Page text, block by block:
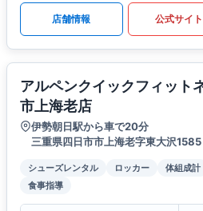
店舗情報 公式サイト
アルペンクイックフィット
市上海老店
伊勢朝日駅から車で20分
三重県四日市市上海老字東大沢1585
シューズレンタル ロッカー 体組成計
食事指導